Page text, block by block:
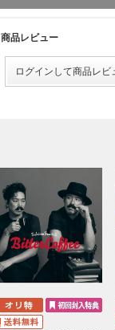
商品レビュー